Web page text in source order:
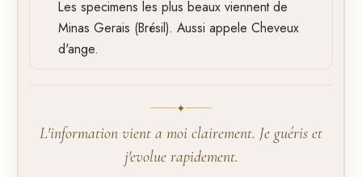
Les specimens les plus beaux viennent de
Minas Gerais (Brésil). Aussi appele Cheveux
d'ange.
✦
L'information vient a moi clairement. Je guéris et
j'evolue rapidement.